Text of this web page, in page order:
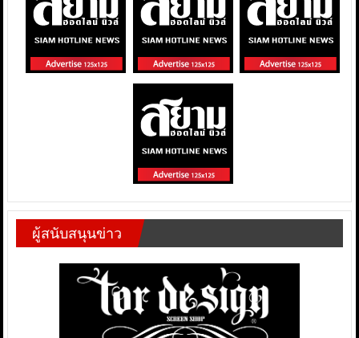
ผู้สนับสนุนข่าว